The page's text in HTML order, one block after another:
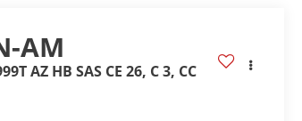
AM
AZ HB SAS CE 26, C 3, CC